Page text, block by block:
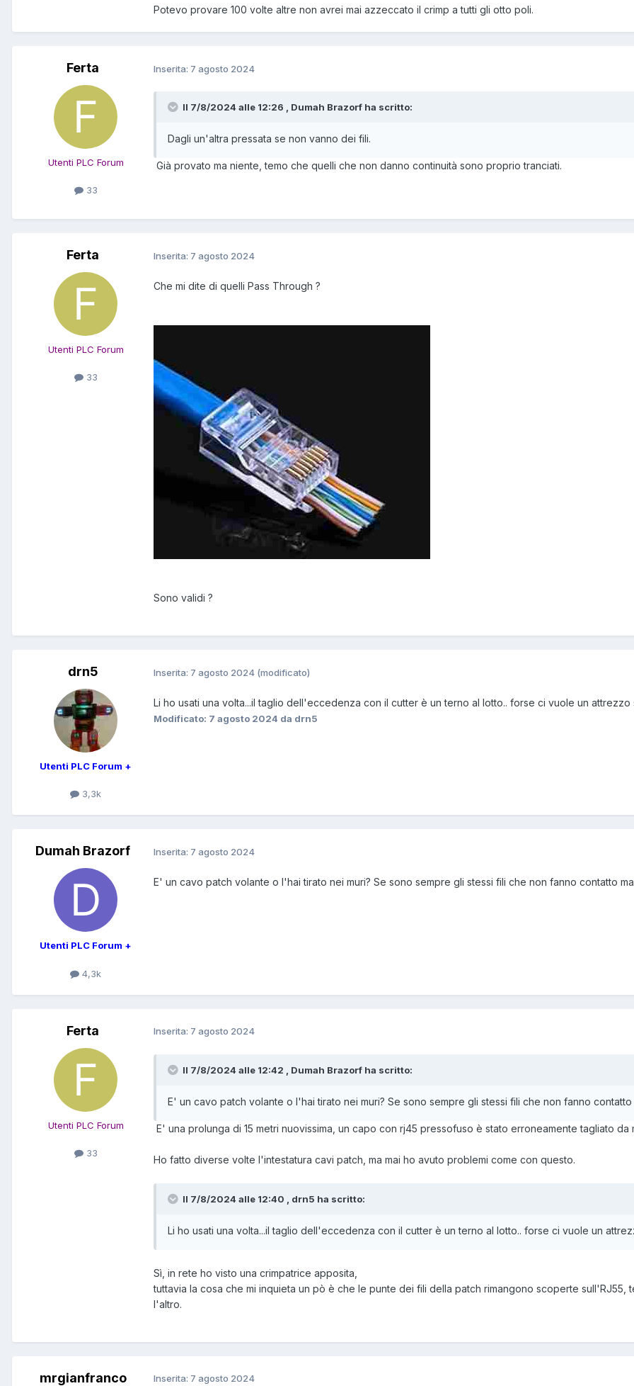
Potevo provare 100 volte altre non avrei mai azzeccato il crimp a tutti gli otto poli.
Ferta
Utenti PLC Forum
33
Inserita: 7 agosto 2024
Il 7/8/2024 alle 12:26 , Dumah Brazorf ha scritto:
Dagli un'altra pressata se non vanno dei fili.
Già provato ma niente, temo che quelli che non danno continuità sono proprio tranciati.
Ferta
Utenti PLC Forum
33
Inserita: 7 agosto 2024
Che mi dite di quelli Pass Through ?
Sono validi ?
drn5
Utenti PLC Forum +
3,3k
Inserita: 7 agosto 2024 (modificato)
Li ho usati una volta...il taglio dell'eccedenza con il cutter è un terno al lotto.. forse ci vuole un attrezzo
Modificato: 7 agosto 2024 da drn5
Dumah Brazorf
Utenti PLC Forum +
4,3k
Inserita: 7 agosto 2024
E' un cavo patch volante o l'hai tirato nei muri? Se sono sempre gli stessi fili che non fanno contatto
Ferta
Utenti PLC Forum
33
Inserita: 7 agosto 2024
Il 7/8/2024 alle 12:42 , Dumah Brazorf ha scritto:
E' un cavo patch volante o l'hai tirato nei muri? Se sono sempre gli stessi fili che non fanno
E' una prolunga di 15 metri nuovissima, un capo con rj45 pressofuso è stato erroneamente tagliato da
Ho fatto diverse volte l'intestatura cavi patch, ma mai ho avuto problemi come con questo.
Il 7/8/2024 alle 12:40 , drn5 ha scritto:
Li ho usati una volta...il taglio dell'eccedenza con il cutter è un terno al lotto.. forse ci vuole un
Sì, in rete ho visto una crimpatrice apposita,
tuttavia la cosa che mi inquieta un pò è che le punte dei fili della patch rimangono scoperte
l'altro.
mrgianfranco Inserita: 7 agosto 2024